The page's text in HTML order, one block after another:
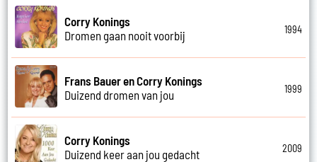
Corry Konings
Dromen gaan nooit voorbij
1994
Frans Bauer en Corry Konings
Duizend dromen van jou
1999
Corry Konings
Duizend keer aan jou gedacht
2009